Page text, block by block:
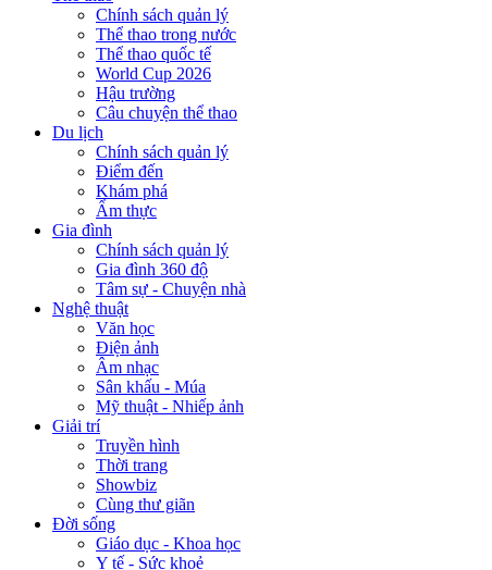
Chính sách quản lý
Thể thao trong nước
Thể thao quốc tế
World Cup 2026
Hậu trường
Câu chuyện thể thao
Du lịch
Chính sách quản lý
Điểm đến
Khám phá
Ẩm thực
Gia đình
Chính sách quản lý
Gia đình 360 độ
Tâm sự - Chuyện nhà
Nghệ thuật
Văn học
Điện ảnh
Âm nhạc
Sân khấu - Múa
Mỹ thuật - Nhiếp ảnh
Giải trí
Truyền hình
Thời trang
Showbiz
Cùng thư giãn
Đời sống
Giáo dục - Khoa học
Y tế - Sức khoẻ